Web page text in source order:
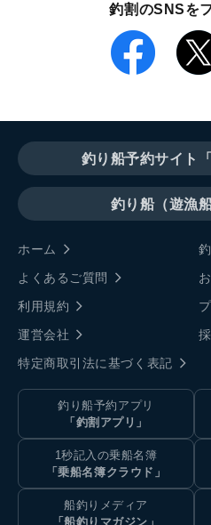
釣割のSNSを
釣り船予約サイト
釣り船（遊漁
ホーム
よくあるご質問
利用規約
運営会社
特定商取引法に基づく表記
釣り船予約アプリ
「釣割アプリ」
1秒記入の乗船名簿
「乗船名簿クラウド」
船釣りメディア
「船釣りマガジン」